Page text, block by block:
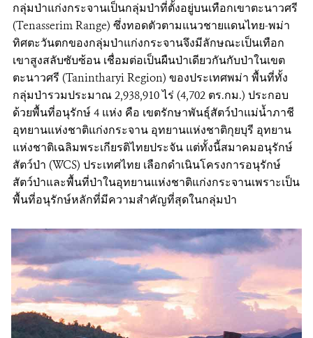
กลุ่มป่าแก่งกระจานเป็นกลุ่มป่าที่ตั้งอยู่บนเทือกเขาตะนาวศรี
(Tenasserim Range) ซึ่งทอดตัวตามแนวชายแดนไทย-พม่า
ทิศตะวันตกของกลุ่มป่าแก่งกระจานจึงมีลักษณะเป็นเทือก
เขาสูงสลับซับซ้อน เชื่อมต่อเป็นผืนป่าเดียวกันกับป่าในเขต
ตะนาวศรี (Tanintharyi Region) ของประเทศพม่า พื้นที่ทั้ง
กลุ่มป่ารวมประมาณ 2,938,910 ไร่ (4,702 ตร.กม.) ประกอบ
ด้วยพื้นที่อนุรักษ์ 4 แห่ง คือ เขตรักษาพันธุ์สัตว์ป่าแม่น้ำภาชี
อุทยานแห่งชาติแก่งกระจาน อุทยานแห่งชาติกุยบุรี อุทยาน
แห่งชาติเฉลิมพระเกียรติไทยประจัน แต่ทั้งนี้สมาคมอนุรักษ์
สัตว์ป่า (WCS) ประเทศไทย เลือกดำเนินโครงการอนุรักษ์
สัตว์ป่าและพื้นที่ป่าในอุทยานแห่งชาติแก่งกระจานเพราะเป็น
พื้นที่อนุรักษ์หลักที่มีความสำคัญที่สุดในกลุ่มป่า